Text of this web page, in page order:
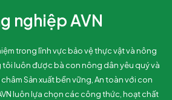
nghiệp AVN
trong lĩnh vực bảo vệ thực vật và nông
luôn được bà con nông dân yêu quý và
Sản xuất bền vững, An toàn với con
luôn lựa chọn các công thức, hoạt chất